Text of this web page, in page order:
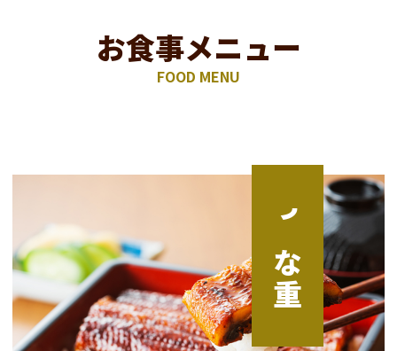
お食事メニュー
FOOD MENU
うな​​重